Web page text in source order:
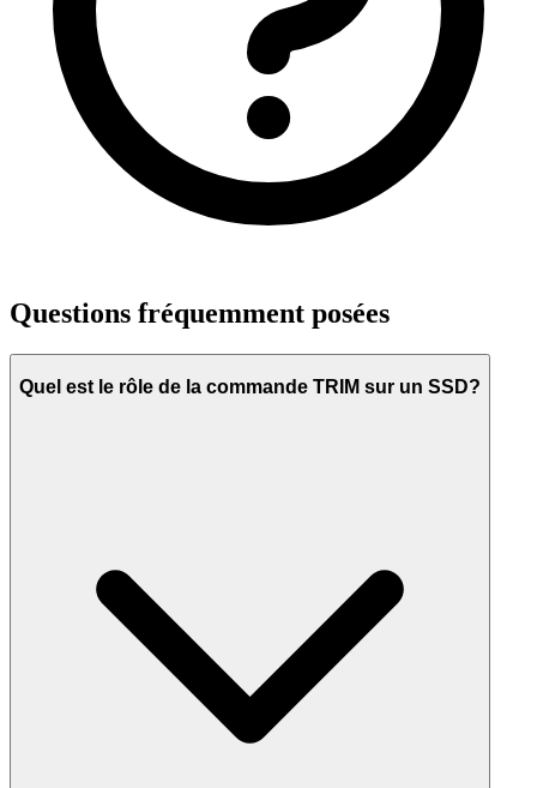
Questions fréquemment posées
Quel est le rôle de la commande TRIM sur un SSD?